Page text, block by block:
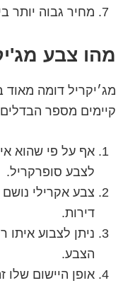
מחיר גבוה יותר
מהו צבע
מג׳יקריל דומה מאוד
קיימים מספר
אף על פי שהוא
לצבע סופרקריל.
צבע אקרילי
דירות.
ניתן לצבוע איתו
הצבע.
אופן היישום